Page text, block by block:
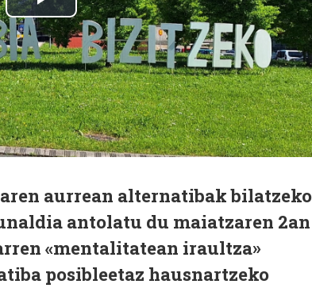
aurrean alternatibak bilatzeko
antolatu du maiatzaren 2an
«mentalitatean iraultza»
posibleetaz hausnartzeko